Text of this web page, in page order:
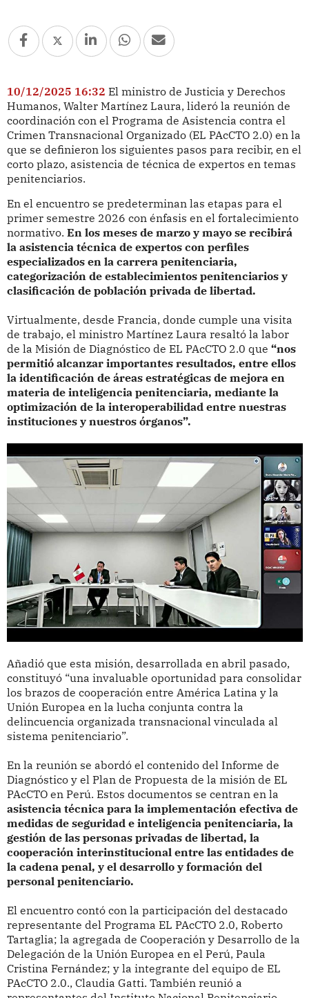
10/12/2025 16:32 El ministro de Justicia y Derechos
Humanos, Walter Martínez Laura, lideró la reunión de
coordinación con el Programa de Asistencia contra el
Crimen Transnacional Organizado (EL PAcCTO 2.0) en la
que se definieron los siguientes pasos para recibir, en el
corto plazo, asistencia de técnica de expertos en temas
penitenciarios.
En el encuentro se predeterminan las etapas para el
primer semestre 2026 con énfasis en el fortalecimiento
normativo. En los meses de marzo y mayo se recibirá
la asistencia técnica de expertos con perfiles
especializados en la carrera penitenciaria,
categorización de establecimientos penitenciarios y
clasificación de población privada de libertad.
Virtualmente, desde Francia, donde cumple una visita
de trabajo, el ministro Martínez Laura resaltó la labor
de la Misión de Diagnóstico de EL PAcCTO 2.0 que “nos
permitió alcanzar importantes resultados, entre ellos
la identificación de áreas estratégicas de mejora en
materia de inteligencia penitenciaria, mediante la
optimización de la interoperabilidad entre nuestras
instituciones y nuestros órganos”.
Añadió que esta misión, desarrollada en abril pasado,
constituyó “una invaluable oportunidad para consolidar
los brazos de cooperación entre América Latina y la
Unión Europea en la lucha conjunta contra la
delincuencia organizada transnacional vinculada al
sistema penitenciario”.
En la reunión se abordó el contenido del Informe de
Diagnóstico y el Plan de Propuesta de la misión de EL
PAcCTO en Perú. Estos documentos se centran en la
asistencia técnica para la implementación efectiva de
medidas de seguridad e inteligencia penitenciaria, la
gestión de las personas privadas de libertad, la
cooperación interinstitucional entre las entidades de
la cadena penal, y el desarrollo y formación del
personal penitenciario.
El encuentro contó con la participación del destacado
representante del Programa EL PAcCTO 2.0, Roberto
Tartaglia; la agregada de Cooperación y Desarrollo de la
Delegación de la Unión Europea en el Perú, Paula
Cristina Fernández; y la integrante del equipo de EL
PAcCTO 2.0., Claudia Gatti. También reunió a